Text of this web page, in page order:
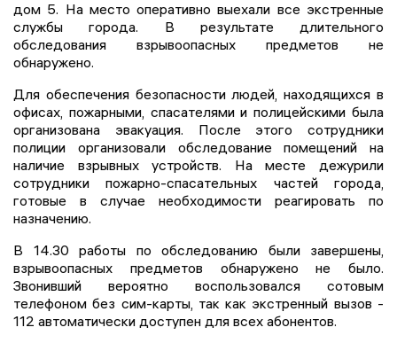
дом 5. На место оперативно выехали все экстренные
службы города. В результате длительного
обследования взрывоопасных предметов не
обнаружено.
Для обеспечения безопасности людей, находящихся в
офисах, пожарными, спасателями и полицейскими была
организована эвакуация. После этого сотрудники
полиции организовали обследование помещений на
наличие взрывных устройств. На месте дежурили
сотрудники пожарно-спасательных частей города,
готовые в случае необходимости реагировать по
назначению.
В 14.30 работы по обследованию были завершены,
взрывоопасных предметов обнаружено не было.
Звонивший вероятно воспользовался сотовым
телефоном без сим-карты, так как экстренный вызов -
112 автоматически доступен для всех абонентов.